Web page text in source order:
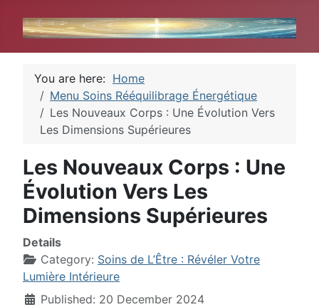
You are here: Home
Menu Soins Rééquilibrage Énergétique
Les Nouveaux Corps : Une Évolution Vers
Les Dimensions Supérieures
Les Nouveaux Corps : Une
Évolution Vers Les
Dimensions Supérieures
Details
Category: Soins de L’Être : Révéler Votre
Lumière Intérieure
Published: 20 December 2024